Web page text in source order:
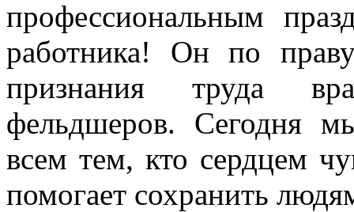
профессиональным
работника! Он по
признания труда
фельдшеров. Сегодня
всем тем, кто сердцем
помогает сохранить